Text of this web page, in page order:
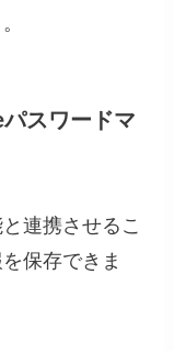
スワードマ
連携させるこ
保存できま